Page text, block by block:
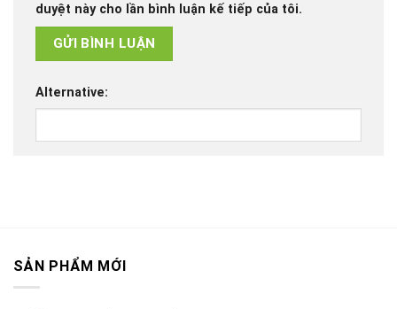
duyệt này cho lần bình luận kế tiếp của tôi.
Alternative:
SẢN PHẨM MỚI